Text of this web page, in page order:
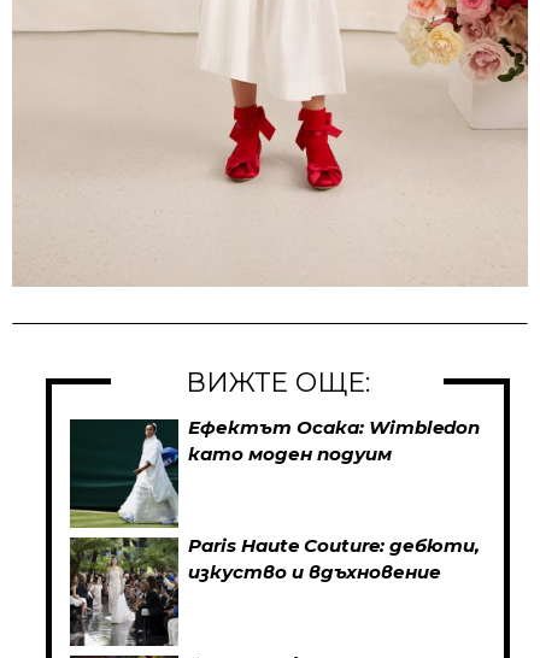
ВИЖТЕ ОЩЕ:
Ефектът Осака: Wimbledon
като моден подуим
Paris Haute Couture: дебюти,
изкуство и вдъхновение